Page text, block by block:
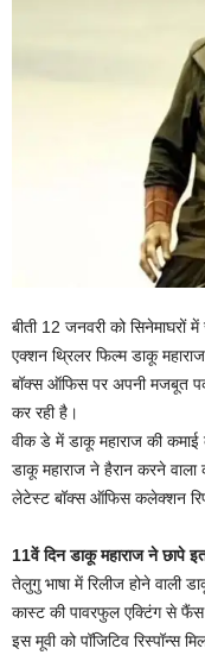
बीती 12 जनवरी को सिनेमाघरों
एक्शन थ्रिलर फिल्म डाकू
बॉक्स ऑफिस पर अपनी मजबूत
कर रही है।
वीक डे में डाकू महाराज की
डाकू महाराज ने हैरान करने
लेटेस्ट बॉक्स ऑफिस कलेक्शन
11वें दिन डाकू महाराज ने छापे
तेलुगु भाषा में रिलीज होने वाली
कास्ट की पावरफुल एक्टिंग से
इस मूवी को पॉजिटिव रिस्पॉन्स